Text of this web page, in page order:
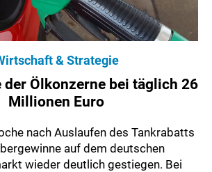
& Strategie
der Ölkonzerne bei täglich 26
Millionen Euro
nach Auslaufen des Tankrabatts
auf dem deutschen
wieder deutlich gestiegen. Bei